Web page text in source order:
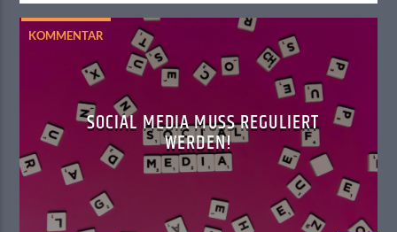
KOMMENTAR
SOCIAL MEDIA MUSS REGULIERT
WERDEN!